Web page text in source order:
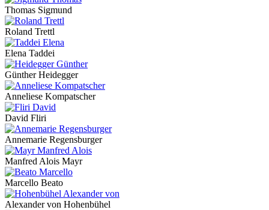
Thomas Sigmund
Roland Trettl
Elena Taddei
Günther Heidegger
Anneliese Kompatscher
David Fliri
Annemarie Regensburger
Manfred Alois Mayr
Marcello Beato
Alexander von Hohenbühel